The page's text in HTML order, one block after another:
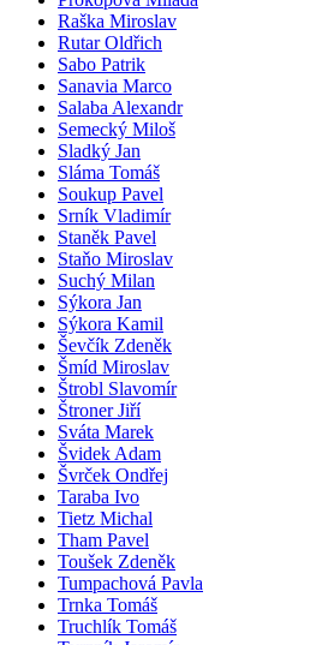
Raška Miroslav
Rutar Oldřich
Sabo Patrik
Sanavia Marco
Salaba Alexandr
Semecký Miloš
Sladký Jan
Sláma Tomáš
Soukup Pavel
Srník Vladimír
Staněk Pavel
Staňo Miroslav
Suchý Milan
Sýkora Jan
Sýkora Kamil
Ševčík Zdeněk
Šmíd Miroslav
Štrobl Slavomír
Štroner Jiří
Sváta Marek
Švidek Adam
Švrček Ondřej
Taraba Ivo
Tietz Michal
Tham Pavel
Toušek Zdeněk
Tumpachová Pavla
Trnka Tomáš
Truchlík Tomáš